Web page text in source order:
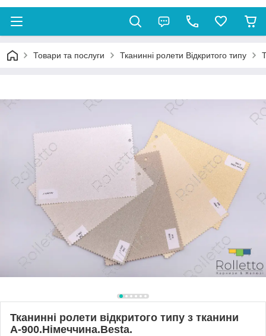
Товари та послуги Тканинні ролети Відкритого типу
Тканинні ролети відкритого типу з тканини
А-900.Німеччина.Besta.